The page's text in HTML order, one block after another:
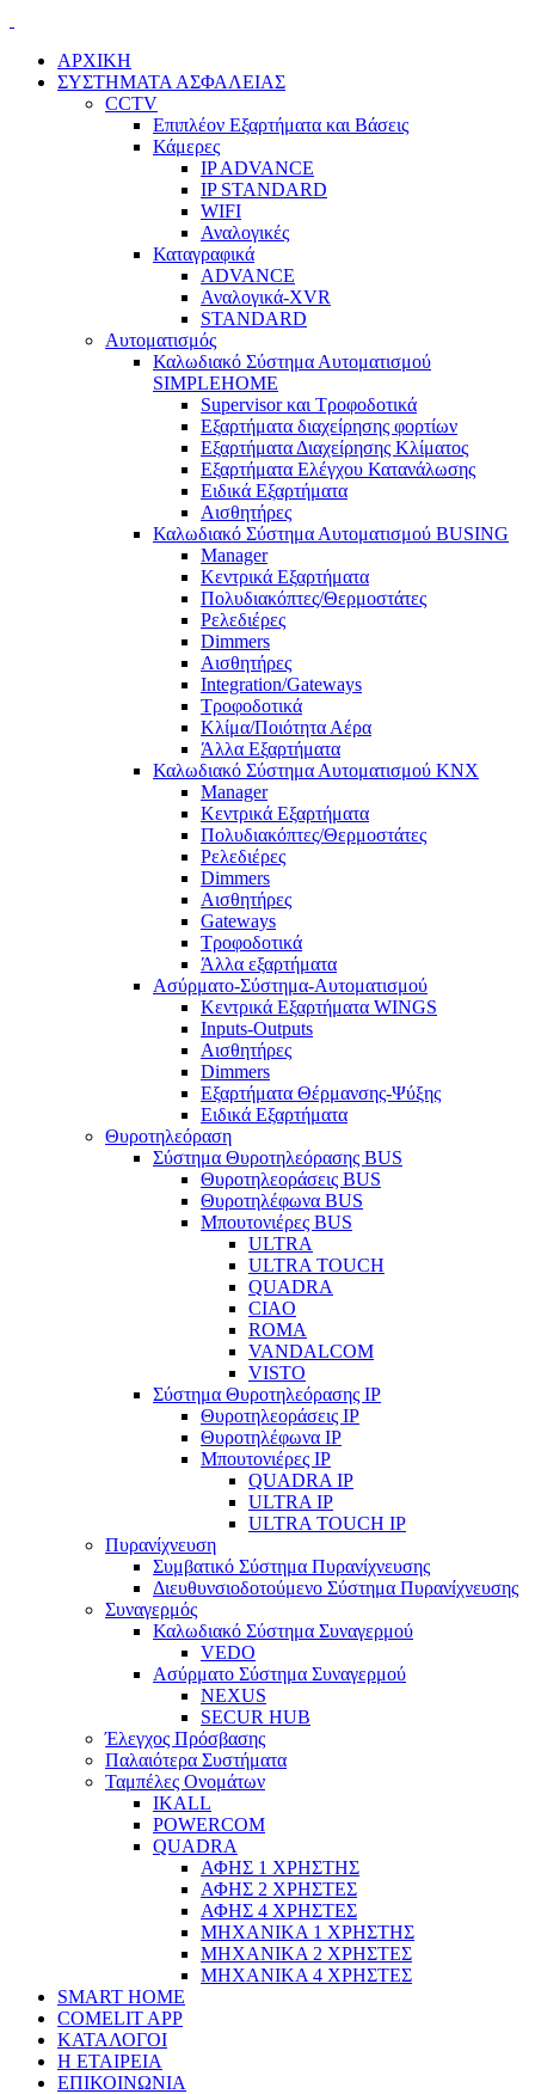
ΑΡΧΙΚΗ
ΣΥΣΤΗΜΑΤΑ ΑΣΦΑΛΕΙΑΣ
CCTV
Επιπλέον Εξαρτήματα και Βάσεις
Κάμερες
IP ADVANCE
IP STANDARD
WIFI
Αναλογικές
Καταγραφικά
ADVANCE
Αναλογικά-XVR
STANDARD
Αυτοματισμός
Καλωδιακό Σύστημα Αυτοματισμού
SIMPLEHOME
Supervisor και Τροφοδοτικά
Εξαρτήματα διαχείρησης φορτίων
Εξαρτήματα Διαχείρησης Κλίματος
Εξαρτήματα Ελέγχου Κατανάλωσης
Ειδικά Εξαρτήματα
Αισθητήρες
Καλωδιακό Σύστημα Αυτοματισμού BUSING
Manager
Κεντρικά Εξαρτήματα
Πολυδιακόπτες/Θερμοστάτες
Ρελεδιέρες
Dimmers
Αισθητήρες
Integration/Gateways
Τροφοδοτικά
Κλίμα/Ποιότητα Αέρα
Άλλα Εξαρτήματα
Καλωδιακό Σύστημα Αυτοματισμού KNX
Manager
Κεντρικά Εξαρτήματα
Πολυδιακόπτες/Θερμοστάτες
Ρελεδιέρες
Dimmers
Αισθητήρες
Gateways
Τροφοδοτικά
Άλλα εξαρτήματα
Ασύρματο-Σύστημα-Αυτοματισμού
Κεντρικά Εξαρτήματα WINGS
Inputs-Outputs
Αισθητήρες
Dimmers
Εξαρτήματα Θέρμανσης-Ψύξης
Ειδικά Εξαρτήματα
Θυροτηλεόραση
Σύστημα Θυροτηλεόρασης BUS
Θυροτηλεοράσεις BUS
Θυροτηλέφωνα BUS
Μπουτονιέρες BUS
ULTRA
ULTRA TOUCH
QUADRA
CIAO
ROMA
VANDALCOM
VISTO
Σύστημα Θυροτηλεόρασης IP
Θυροτηλεοράσεις IP
Θυροτηλέφωνα IP
Μπουτονιέρες IP
QUADRA IP
ULTRA IP
ULTRA TOUCH IP
Πυρανίχνευση
Συμβατικό Σύστημα Πυρανίχνευσης
Διευθυνσιοδοτούμενο Σύστημα Πυρανίχνευσης
Συναγερμός
Καλωδιακό Σύστημα Συναγερμού
VEDO
Ασύρματο Σύστημα Συναγερμού
NEXUS
SECUR HUB
Έλεγχος Πρόσβασης
Παλαιότερα Συστήματα
Ταμπέλες Ονομάτων
IKALL
POWERCOM
QUADRA
ΑΦΗΣ 1 ΧΡΗΣΤΗΣ
ΑΦΗΣ 2 ΧΡΗΣΤΕΣ
ΑΦΗΣ 4 ΧΡΗΣΤΕΣ
ΜΗΧΑΝΙΚΑ 1 ΧΡΗΣΤΗΣ
ΜΗΧΑΝΙΚΑ 2 ΧΡΗΣΤΕΣ
ΜΗΧΑΝΙΚΑ 4 ΧΡΗΣΤΕΣ
SMART HOME
COMELIT APP
ΚΑΤΑΛΟΓΟΙ
Η ΕΤΑΙΡΕΙΑ
ΕΠΙΚΟΙΝΩΝΙΑ